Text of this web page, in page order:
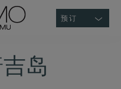
预订
岛